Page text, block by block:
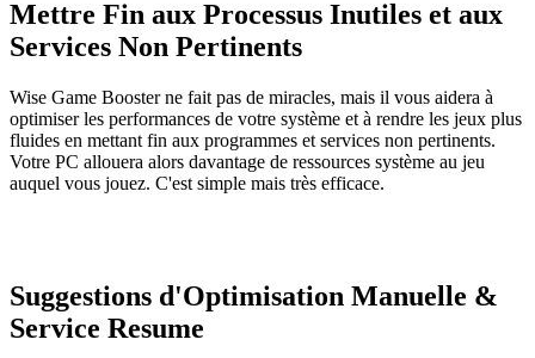
Mettre Fin aux Processus Inutiles et aux
Services Non Pertinents
Wise Game Booster ne fait pas de miracles, mais il vous aidera à
optimiser les performances de votre système et à rendre les jeux plus
fluides en mettant fin aux programmes et services non pertinents.
Votre PC allouera alors davantage de ressources système au jeu
auquel vous jouez. C'est simple mais très efficace.
Suggestions d'Optimisation Manuelle &
Service Resume